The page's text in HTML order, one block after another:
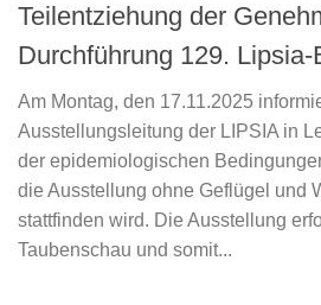
Teilentziehung der
Durchführung 129.
Am Montag, den 17.11.2025
Ausstellungsleitung der LIPSIA in
der epidemiologischen
die Ausstellung ohne Geflügel und
stattfinden wird. Die Ausstellung
Taubenschau und somit...